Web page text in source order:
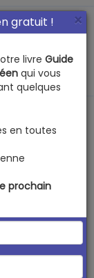
MENU
pour les
×
gratuit !
livre Guide
qui vous
quelques
en toutes
prochain